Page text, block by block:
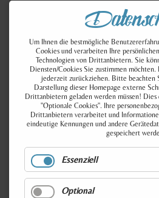
Viele
ausdrücklichen Einwilligung
bereits erteilte Einwilligung
Rechtmäßigkeit der bis
Datenverarbeitung bleibt
Datenerhebung in
Um Ihnen die bestmögliche
Cookies und verarbeiten Ihre
Technologien von Drittanbietern. Sie
Diensten/Cookies Sie zustimmen
jederzeit zurückziehen. Bitte beachten
Darstellung dieser Homepage externe
Drittanbietern geladen werden müssen!
"Optionale Cookies". Ihre
Drittanbietern verarbeitet und
eindeutige Kennungen und andere
gespeichert
Essenziell
Optional